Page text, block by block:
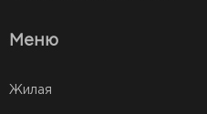
Меню
Жилая